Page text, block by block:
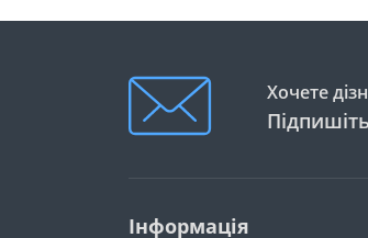
Хочете
Інформація